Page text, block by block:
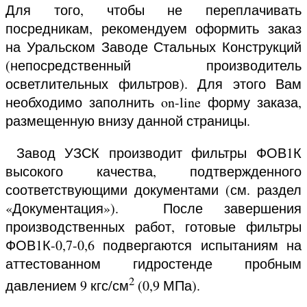
Для того, чтобы не переплачивать
посредникам, рекомендуем оформить заказ
на Уральском Заводе Стальных Конструкций
(непосредственный производитель
осветлительных фильтров). Для этого Вам
необходимо заполнить on-line форму заказа,
размещенную внизу данной страницы.
Завод УЗСК производит фильтры ФОВ1К
высокого качества, подтвержденного
соответствующими документами (см. раздел
«Документация»). После завершения
производственных работ, готовые фильтры
ФОВ1К-0,7-0,6 подвергаются испытаниям на
аттестованном гидростенде пробным
давлением 9 кгс/см2 (0,9 МПа).